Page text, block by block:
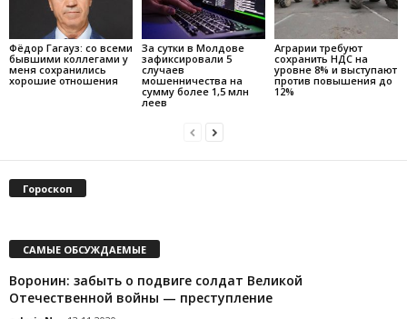
Фёдор Гагауз: со всеми
бывшими коллегами у
меня сохранились
хорошие отношения
За сутки в Молдове
зафиксировали 5
случаев
мошенничества на
сумму более 1,5 млн
леев
Аграрии требуют
сохранить НДС на
уровне 8% и выступают
против повышения до
12%
Гороскоп
САМЫЕ ОБСУЖДАЕМЫЕ
Воронин: забыть о подвиге солдат Великой
Отечественной войны — преступление